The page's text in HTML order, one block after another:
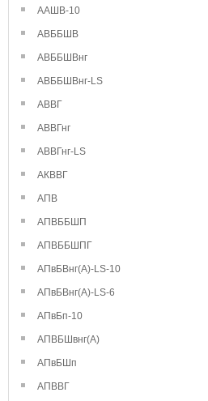
ААШВ-10
АВББШВ
АВББШВнг
АВББШВнг-LS
АВВГ
АВВГнг
АВВГнг-LS
АКВВГ
АПВ
АПВББШП
АПВББШПГ
АПвБВнг(А)-LS-10
АПвБВнг(А)-LS-6
АПвБп-10
АПВБШвнг(А)
АПвБШп
АПВВГ